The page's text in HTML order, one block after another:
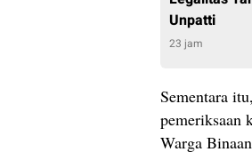
Unpatti
23 jam
Sementara
pemeriksaan
Warga